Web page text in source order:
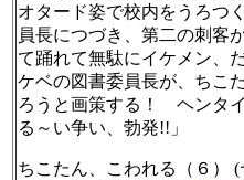
オタード姿で校内をうろつ
員長につづき、第二の刺客
て踊れて無駄にイケメン、
ケベの図書委員長が、ちこ
ろうと画策する！ ヘンタ
る～い争い、勃発!!」
ちこたん、こわれる（６）